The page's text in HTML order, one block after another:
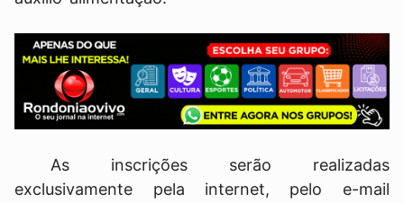
As inscrições serão realizadas
exclusivamente pela internet, pelo e-mail